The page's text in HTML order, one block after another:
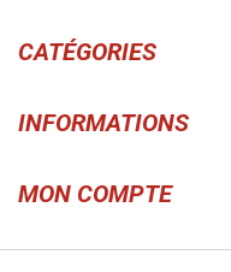
CATÉGORIES
INFORMATIONS
MON COMPTE